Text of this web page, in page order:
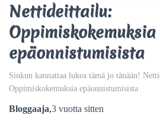
Nettideittailu:
Oppimiskokemuksia
epäonnistumisista
Sinkun kannattaa lukea tämä jo tänään!
Oppimiskokemuksia epäonnistumisista
Bloggaaja,3 vuotta sitten